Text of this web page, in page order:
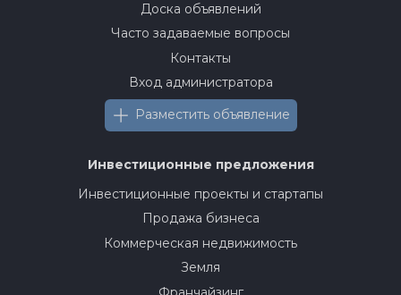
Доска объявлений
Часто задаваемые вопросы
Контакты
Вход администратора
Разместить объявление
Инвестиционные предложения
Инвестиционные проекты и стартапы
Продажа бизнеса
Коммерческая недвижимость
Земля